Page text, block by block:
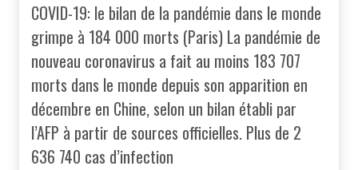
COVID-19: le bilan de la pandémie dans le monde
grimpe à 184 000 morts (Paris) La pandémie de
nouveau coronavirus a fait au moins 183 707
morts dans le monde depuis son apparition en
décembre en Chine, selon un bilan établi par
l’AFP à partir de sources officielles. Plus de 2
636 740 cas d’infection